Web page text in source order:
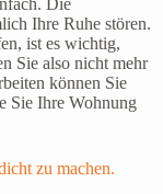
Die
Ihre Ruhe stören.
ist es wichtig,
Sie also nicht mehr
können Sie
Sie Ihre Wohnung
zu machen.